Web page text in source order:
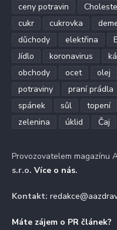
ceny potravin
cukr
cukrovka
důchody
elektřina
Jídlo
koronavirus
obchody
ocet olej
potraviny
praní prádla
spánek
sůl topení
zelenina
úklid Čaj
Provozovatelem magazínu
s.r.o. Více o nás.
Kontakt:
Máte zájem o PR článek?